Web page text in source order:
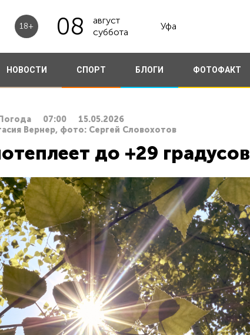
18+ 08
август
суббота
Уфа
НОВОСТИ СПОРТ БЛОГИ ФОТОФАКТ
Погода 07:00
15.05.2026
Вернер, фото: Сергей Словохотов
до +29 градусов